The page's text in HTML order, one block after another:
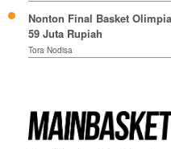
Nonton Final Basket
59 Juta Rupiah
Tora Nodisa